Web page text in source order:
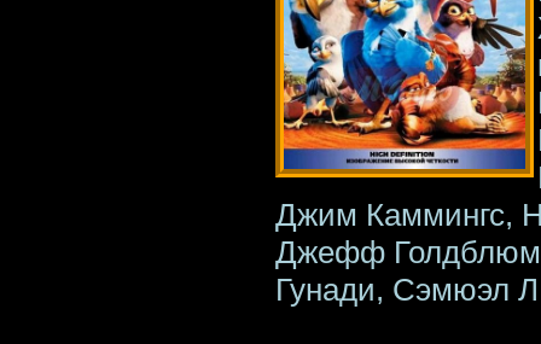
Джим Каммингс,
Джефф
Гунади, Сэмюэл